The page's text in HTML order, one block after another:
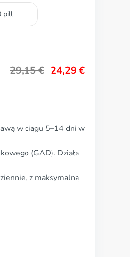
pill
29,15€ 24,29 €
w ciągu 5–14 dni w
(GAD). Działa
z maksymalną